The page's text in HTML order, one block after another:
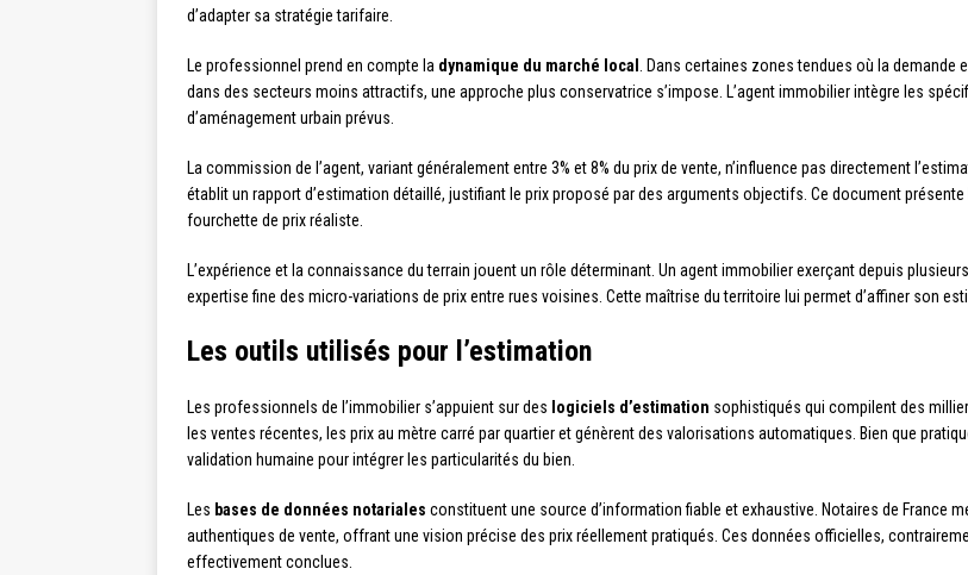
d’adapter sa stratégie tarifaire.
Le professionnel prend en compte la dynamique du marché local
. Dans certaines zones tendues où la demande
dans des secteurs moins attractifs, une approche plus conservatrice s’impose. L’agent immobilier intègre les
d’aménagement urbain prévus.
La commission de l’agent, variant généralement entre 3% et 8% du prix de vente, n’influence pas directement
établit un rapport d’estimation détaillé, justifiant le prix proposé par des arguments objectifs. Ce document
fourchette de prix réaliste.
L’expérience et la connaissance du terrain jouent un rôle déterminant. Un agent immobilier exerçant depuis
expertise fine des micro-variations de prix entre rues voisines. Cette maîtrise du territoire lui permet d’affiner son
Les outils utilisés pour l’estimation
Les professionnels de l’immobilier s’appuient sur des logiciels d’estimation sophistiqués qui compilent des
les ventes récentes, les prix au mètre carré par quartier et génèrent des valorisations automatiques. Bien que
validation humaine pour intégrer les particularités du bien.
Les bases de données notariales constituent une source d’information fiable et exhaustive. Notaires de France
authentiques de vente, offrant une vision précise des prix réellement pratiqués. Ces données officielles,
effectivement conclues.